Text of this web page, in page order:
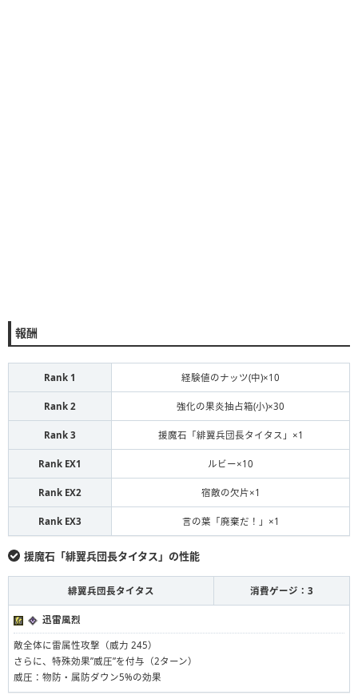
報酬
Rank 1 経験値のナッツ(中)×10
Rank 2 強化の果炎抽占箱(小)×30
Rank 3 援魔石「緋翼兵団長タイタス」×1
Rank EX1 ルビー×10
Rank EX2 宿敵の欠片×1
Rank EX3 言の葉「廃棄だ！」×1
援魔石「緋翼兵団長タイタス」の性能
緋翼兵団長タイタス 消費ゲージ：3
迅雷風烈
敵全体に雷属性攻撃（威力 245）
さらに、特殊効果”威圧”を付与（2ターン）
威圧：物防・属防ダウン5%の効果